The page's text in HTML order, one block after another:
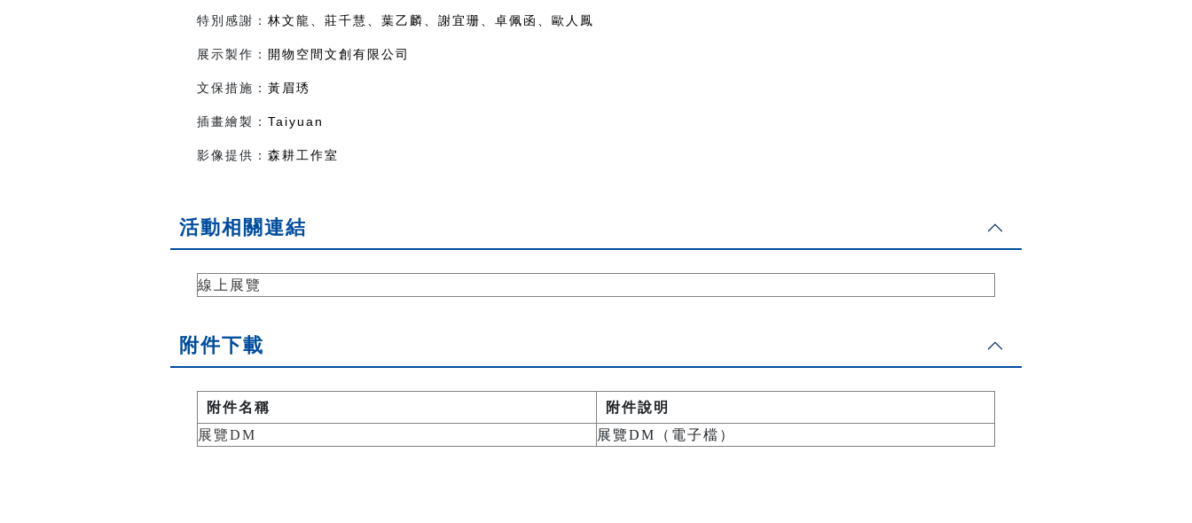
特別感謝： 林文龍、莊千慧、葉乙麟、謝宜珊、卓佩函、歐人鳳
展示製作： 開物空間文創有限公司
文保措施： 黃眉琇
插畫繪製： Taiyuan
影像提供： 森耕工作室
活動相關連結
線上展覽
附件下載
附件名稱
附件說明
展覽DM
展覽DM（電子檔）